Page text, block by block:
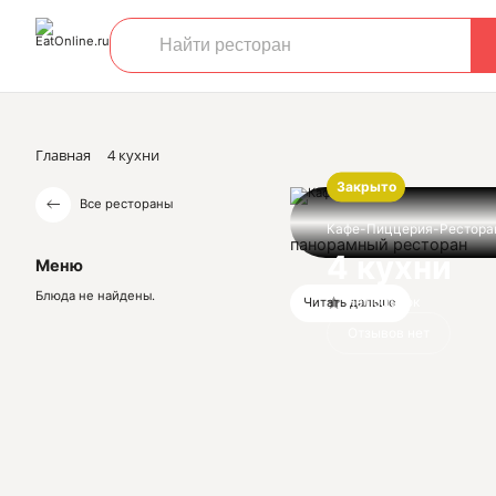
Главная 4 кухни
Все рестораны
Меню
Блюда не найдены.
Закрыто
Кафе-Пиццерия-
4 кухни
Нет оценок
панорамный ресторан
Читать дальше